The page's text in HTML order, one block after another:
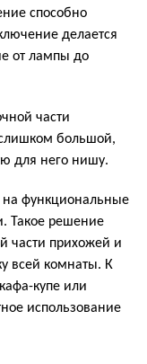
способно
делается
от лампы до
части
слишком большой,
для него нишу.
на функциональные
Такое решение
части прихожей и
всей комнаты. К
купе или
использование